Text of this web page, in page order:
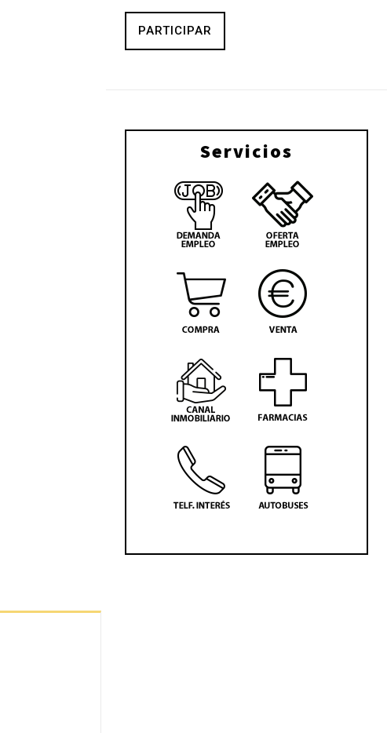
PARTICIPAR
Servicios